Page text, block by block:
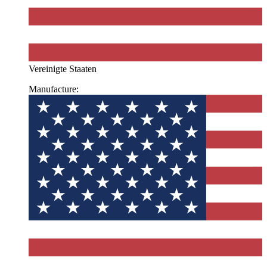
Vereinigte Staaten
Manufacture: